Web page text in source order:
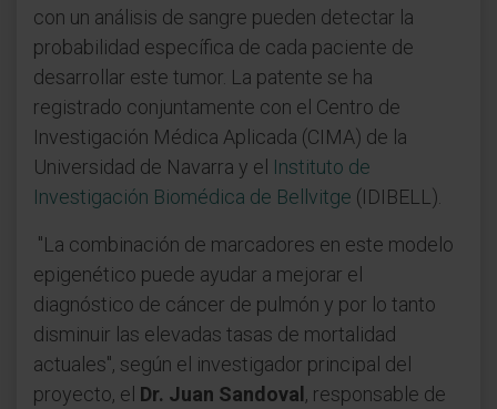
con un análisis de sangre pueden detectar la
probabilidad específica de cada paciente de
desarrollar este tumor. La patente se ha
registrado conjuntamente con el Centro de
Investigación Médica Aplicada (CIMA) de la
Universidad de Navarra y el Instituto de
Investigación Biomédica de Bellvitge (IDIBELL).
"La combinación de marcadores en este modelo
epigenético puede ayudar a mejorar el
diagnóstico de cáncer de pulmón y por lo tanto
disminuir las elevadas tasas de mortalidad
actuales", según el investigador principal del
proyecto, el Dr. Juan Sandoval, responsable de